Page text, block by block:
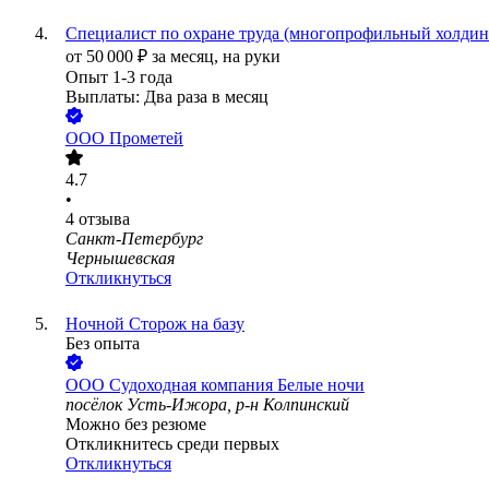
Специалист по охране труда (многопрофильный
от 50 000 ₽ за месяц, на руки
Опыт 1-3 года
Выплаты: Два раза в месяц
ООО Прометей
4.7
•
4 отзыва
Санкт-Петербург
Чернышевская
Откликнуться
Ночной Сторож на базу
Без опыта
ООО Судоходная компания Белые ночи
посёлок Усть-Ижора, р-н Колпинский
Можно без резюме
Откликнитесь среди первых
Откликнуться